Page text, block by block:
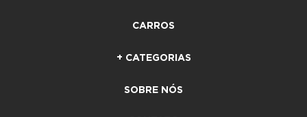
CARROS
+ CATEGORIAS
SOBRE NÓS